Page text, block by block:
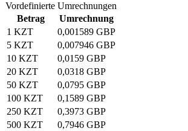
Vordefinierte Umrechnungen
Betrag
Umrechnung
1 KZT
0,001589 GBP
5 KZT
0,007946 GBP
10 KZT
0,0159 GBP
20 KZT
0,0318 GBP
50 KZT
0,0795 GBP
100 KZT
0,1589 GBP
250 KZT
0,3973 GBP
500 KZT
0,7946 GBP